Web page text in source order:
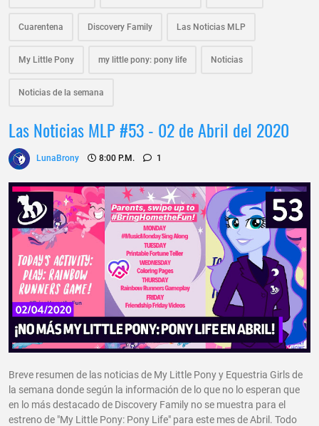
Cuarentena Discovery Family Las Noticias MLP
My Little Pony my little pony: pony life Noticias
Noticias de la semana
Las Noticias MLP #53 - 02 de Abril del 2020
LunaBrony 8:00 P.m. 1
Breve resumen de las noticias de My Little Pony y Equestria Girls de
la semana donde según la información de lo que no lo esperan que
en lo más destacado de Discovery Family no se muestra para el
estreno de "My Little Pony: Pony Life" para este mes de Abril. Todo